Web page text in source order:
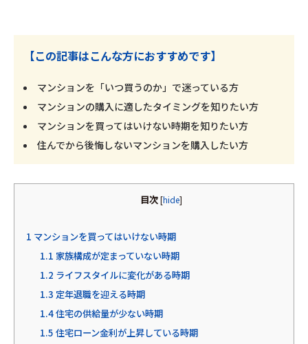
【この記事はこんな方におすすめです】
マンションを「いつ買うのか」で迷っている方
マンションの購入に適したタイミングを知りたい方
マンションを買ってはいけない時期を知りたい方
住んでから後悔しないマンションを購入したい方
目次 [hide]
1 マンションを買ってはいけない時期
1.1 家族構成が定まっていない時期
1.2 ライフスタイルに変化がある時期
1.3 定年退職を迎える時期
1.4住宅の供給量が少ない時期
1.5 住宅ローン金利が上昇している時期